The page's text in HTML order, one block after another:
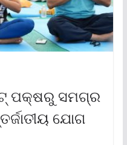
ପକ୍ଷରୁ ସମଗ୍ର
ଯୋଗ